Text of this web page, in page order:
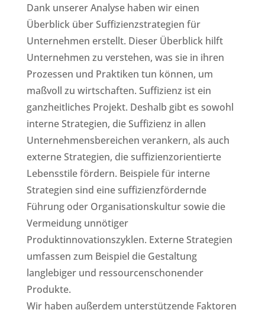
Dank unserer Analyse haben wir einen
Überblick über Suffizienzstrategien für
Unternehmen erstellt. Dieser Überblick hilft
Unternehmen zu verstehen, was sie in ihren
Prozessen und Praktiken tun können, um
maßvoll zu wirtschaften. Suffizienz ist ein
ganzheitliches Projekt. Deshalb gibt es sowohl
interne Strategien, die Suffizienz in allen
Unternehmensbereichen verankern, als auch
externe Strategien, die suffizienzorientierte
Lebensstile fördern. Beispiele für interne
Strategien sind eine suffizienzfördernde
Führung oder Organisationskultur sowie die
Vermeidung unnötiger
Produktinnovationszyklen. Externe Strategien
umfassen zum Beispiel die Gestaltung
langlebiger und ressourcenschonender
Produkte.
Wir haben außerdem unterstützende Faktoren